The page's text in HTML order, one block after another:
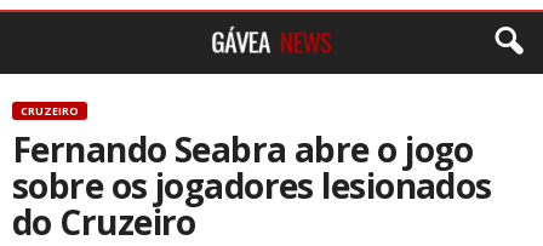
CRUZEIRO
Fernando Seabra abre o jogo
sobre os jogadores lesionados
do Cruzeiro